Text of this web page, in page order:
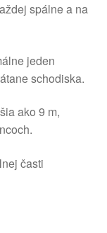
spálne a na
jeden
schodiska.
ako 9 m,
časti